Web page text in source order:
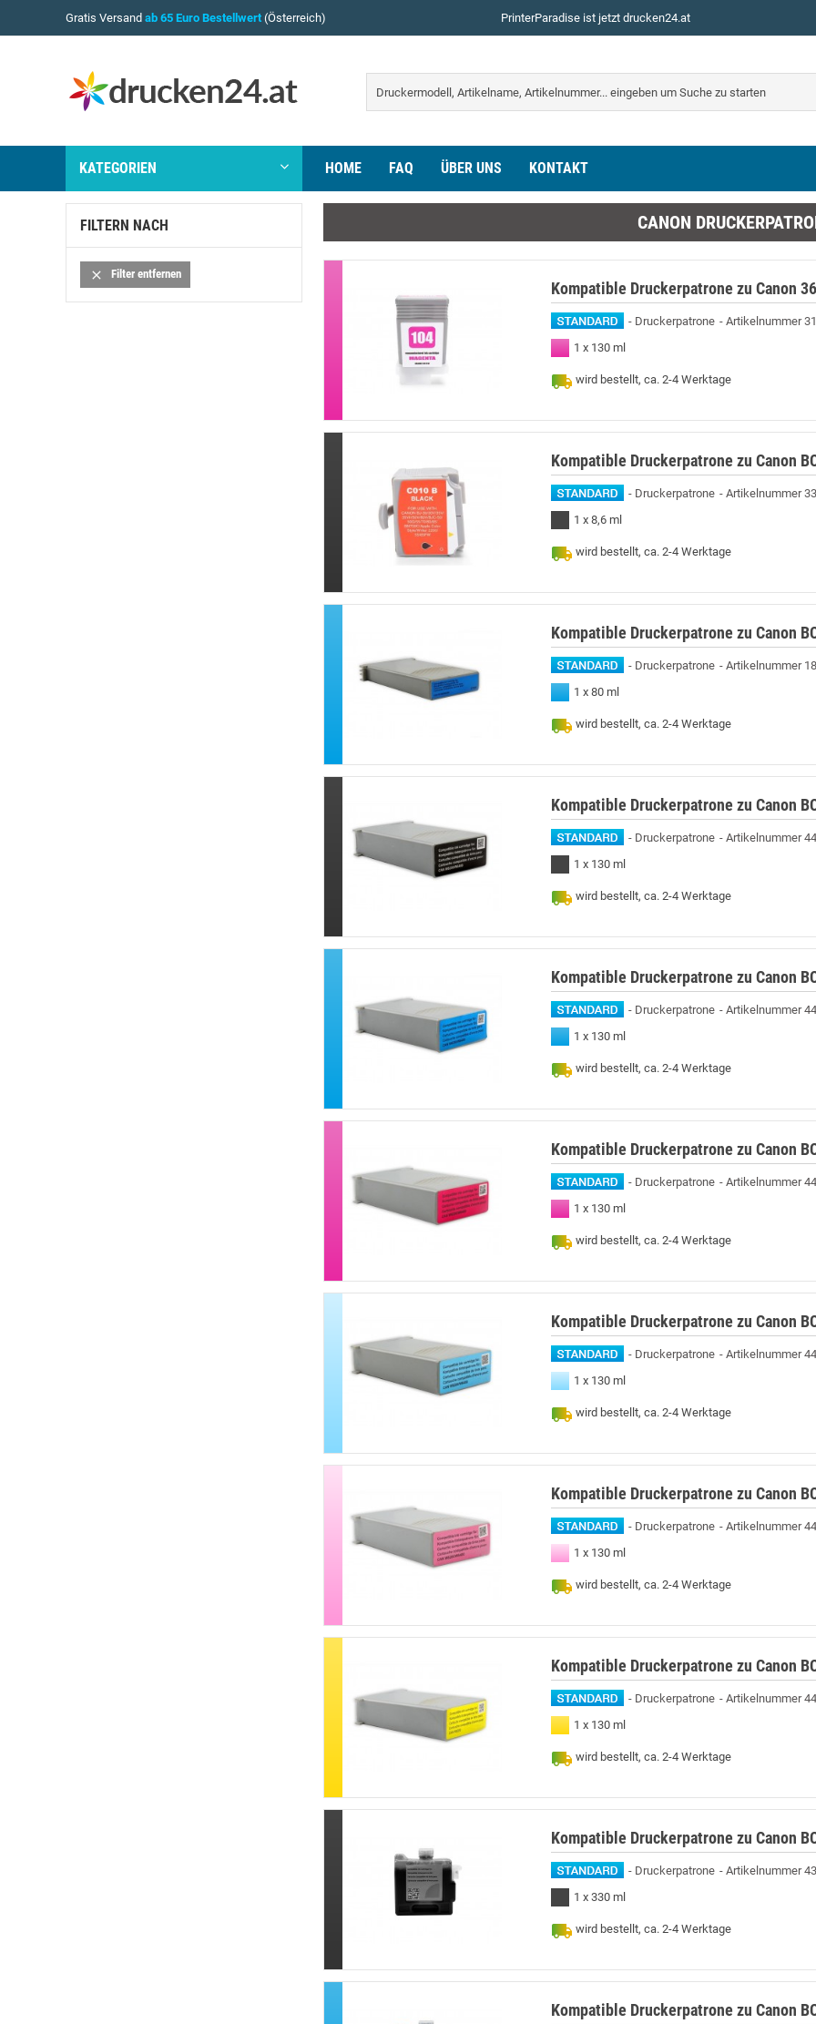
Gratis Versand ab 65 Euro Bestellwert (Österreich) PrinterParadise ist jetzt drucken24.at
KATEGORIEN HOME FAQ ÜBER UNS KONTAKT
FILTERN NACH
 Filter entfernen
CANON
Kompatible Druckerpatrone zu Canon
Druckerpatrone
Artikelnummer
1 x 130 ml
wird bestellt, ca. 2-4 Werktage
Kompatible Druckerpatrone zu Canon
Druckerpatrone
Artikelnummer
1 x 8,6 ml
wird bestellt, ca. 2-4 Werktage
Kompatible Druckerpatrone zu Canon
Druckerpatrone
Artikelnummer
1 x 80 ml
wird bestellt, ca. 2-4 Werktage
Kompatible Druckerpatrone zu Canon
Druckerpatrone
Artikelnummer
1 x 130 ml
wird bestellt, ca. 2-4 Werktage
Kompatible Druckerpatrone zu Canon
Druckerpatrone
Artikelnummer
1 x 130 ml
wird bestellt, ca. 2-4 Werktage
Kompatible Druckerpatrone zu Canon
Druckerpatrone
Artikelnummer
1 x 130 ml
wird bestellt, ca. 2-4 Werktage
Kompatible Druckerpatrone zu Canon
Druckerpatrone
Artikelnummer
1 x 130 ml
wird bestellt, ca. 2-4 Werktage
Kompatible Druckerpatrone zu Canon
Druckerpatrone
Artikelnummer
1 x 130 ml
wird bestellt, ca. 2-4 Werktage
Kompatible Druckerpatrone zu Canon
Druckerpatrone
Artikelnummer
1 x 130 ml
wird bestellt, ca. 2-4 Werktage
Kompatible Druckerpatrone zu Canon
Druckerpatrone
Artikelnummer
1 x 330 ml
wird bestellt, ca. 2-4 Werktage
Kompatible Druckerpatrone zu Canon